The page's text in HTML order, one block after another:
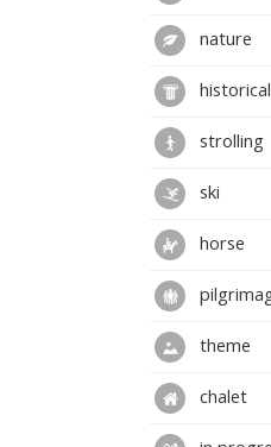
nature
historical
strolling
ski
horse
theme
chalet